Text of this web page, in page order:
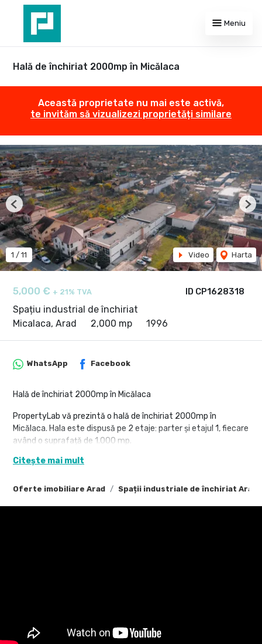
Meniu
Hală de închiriat 2000mp în Micălaca
Această proprietate nu mai este activă,
te invităm să vizualizezi proprietăți similare
ID CP1628318
5,000 € + 21% TVA
Spațiu industrial de închiriat
Micalaca, Arad
2,000 mp 1996
1 / 11 Video Harta
Previous
Oferte imobiliare Arad Spații industriale de închiriat Arad
WhatsApp Facebook
Hală de închiriat 2000mp în Micălaca
PropertyLab vă prezintă o hală de închiriat 2000mp în
Micălaca. Hala este dispusă pe 2 etaje: parter și etajul 1, fiecare
având o suprafață de 1.000 mp.
Caracteristici hală:
- apă
Sună și programează o vizionare.
Citește mai mult